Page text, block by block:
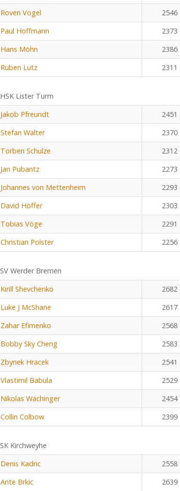
Roven Vogel 2546
Paul Hoffmann 2373
Hans Möhn 2386
Ruben Lutz 2311
HSK Lister Turm
Jakob Pfreundt 2451
Stefan Walter 2370
Torben Schulze 2312
Jan Pubantz 2273
Johannes von Mettenheim 2293
David Höffer 2303
Tobias Vöge 2291
Christian Polster 2256
SV Werder Bremen
Kirill Shevchenko 2682
Luke J McShane 2617
Zahar Efimenko 2568
Bobby Sky Cheng 2583
Zbynek Hracek 2541
Vlastimil Babula 2529
Nikolas Wachinger 2454
Collin Colbow 2399
SK Kirchweyhe
Denis Kadric 2558
Ante Brkic 2639